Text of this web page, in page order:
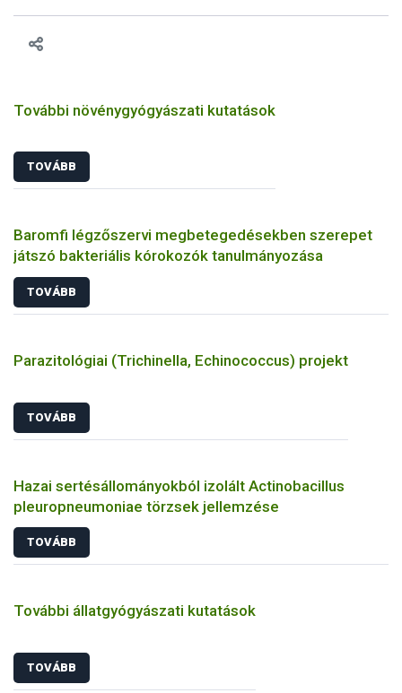
vonni az ebek viselkedésének megítélésében jártas szakértőt.
További növénygyógyászati kutatások
TOVÁBB
Baromfi légzőszervi megbetegedésekben szerepet
játszó bakteriális kórokozók tanulmányozása
TOVÁBB
Parazitológiai (Trichinella, Echinococcus) projekt
TOVÁBB
Hazai sertésállományokból izolált Actinobacillus
pleuropneumoniae törzsek jellemzése
TOVÁBB
További állatgyógyászati kutatások
TOVÁBB